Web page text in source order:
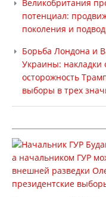
Великобритания
потенциал:
поколения и
Борьба Лондона и
Украины: накладки
осторожность
выборы в трех